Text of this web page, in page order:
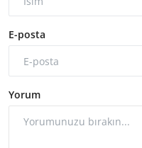
E-posta
Yorum